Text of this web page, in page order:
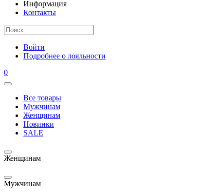
Информация
Контакты
Войти
Подробнее о лояльности
0
Все товары
Мужчинам
Женщинам
Новинки
SALE
Женщинам
Мужчинам